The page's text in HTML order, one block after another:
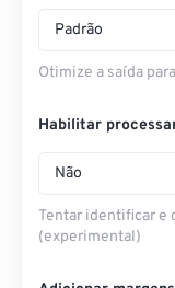
Padrão
Otimize a saída
Habilitar
Não
Tentar identificar e
(experimental)